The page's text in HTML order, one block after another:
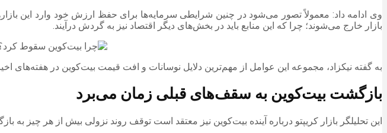
وی ادامه داد: معمولاً تصور می‌شود در چنین شرایطی سرمایه‌ها برای حفظ ارزش خود وارد این
بازار خارج می‌شوند؛ چرا که این منابع باید در بخش‌های دیگر اقتصاد نیز به گردش درآیند.
به گفته نیکزاد، مجموعه این عوامل از مهم‌ترین دلایل نوسانات و افت قیمت بیت‌کوین در هفته‌های
بازگشت بیت‌کوین به سقف‌های قبلی زمان می‌برد
این تحلیلگر بازار کریپتو درباره آینده بیت‌کوین نیز معتقد است توقف روند نزولی بیش از هر چیز به